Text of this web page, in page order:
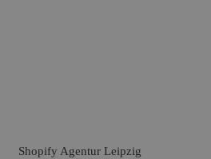
Shopify Agentur Leipzig